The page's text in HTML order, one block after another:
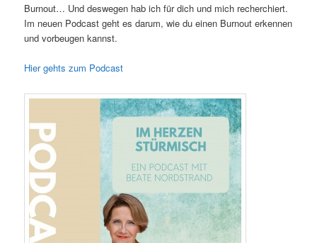
Burnout… Und deswegen hab ich für dich und mich recherchiert.
Im neuen Podcast geht es darum, wie du einen Burnout erkennen
und vorbeugen kannst.
Hier gehts zum Podcast